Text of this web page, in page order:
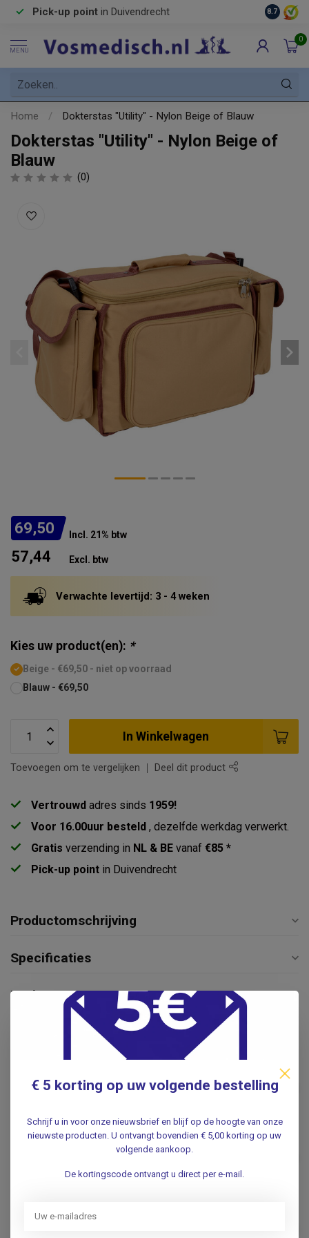
Pick-up point in Duivendrecht 8.7
MENU
0
Home / Dokterstas "Utility" - Nylon Beige of Blauw
Dokterstas "Utility" - Nylon Beige of
Blauw
(0)
69,50 Incl. 21% btw
57,44 Excl. btw
Verwachte levertijd: 3 - 4 weken
Kies uw product(en): *
Beige - €69,50 - niet op voorraad
Blauw - €69,50
In Winkelwagen
Toevoegen om te vergelijken Deel dit product
Vertrouwd adres sinds 1959!
Voor 16.00uur besteld , dezelfde werkdag verwerkt.
Gratis verzending in NL & BE vanaf €85 *
Pick-up point in Duivendrecht
Productomschrijving
Specificaties
Reviews
Gerelateerde producten
Cognac of Zwart
€179,95
Dokterstas Groot Kansas
Skay - Professionele
Medische Tas Londen
€ 5 korting op uw volgende bestelling
Schrijf u in voor onze nieuwsbrief en blijf op de hoogte van onze
nieuwste producten. U ontvangt bovendien € 5,00 korting op uw
volgende aankoop.
De kortingscode ontvangt u direct per e-mail.